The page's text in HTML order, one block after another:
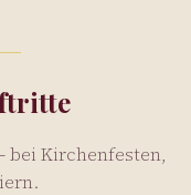
bei Kirchenfesten,